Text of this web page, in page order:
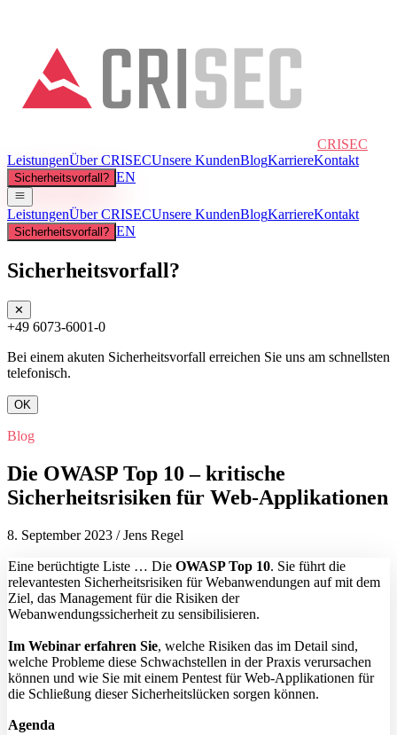
CRISEC
LeistungenÜber CRISECUnsere KundenBlogKarriereKontakt
Sicherheitsvorfall? EN
LeistungenÜber CRISECUnsere KundenBlogKarriereKontakt
Sicherheitsvorfall? EN
Sicherheitsvorfall?
✕
+49 6073-6001-0
Bei einem akuten Sicherheitsvorfall erreichen Sie uns am schnellsten
telefonisch.
OK
Blog
Die OWASP Top 10 – kritische
Sicherheitsrisiken für Web-Applikationen
8. September 2023 /Jens Regel
Eine berüchtigte Liste … Die OWASP Top 10. Sie führt die
relevantesten Sicherheitsrisiken für Webanwendungen auf mit dem
Ziel, das Management für die Risiken der
Webanwendungssicherheit zu sensibilisieren.
Im Webinar erfahren Sie, welche Risiken das im Detail sind,
welche Probleme diese Schwachstellen in der Praxis verursachen
können und wie Sie mit einem Pentest für Web-Applikationen für
die Schließung dieser Sicherheitslücken sorgen können.
Agenda